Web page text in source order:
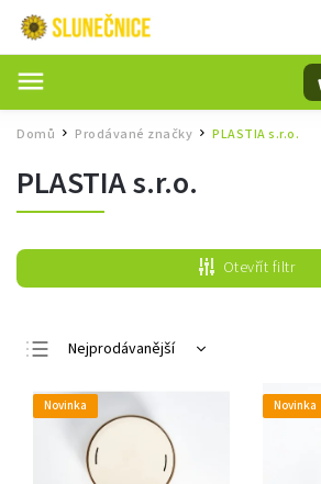
Domů / Prodávané značky / PLASTIA s.r.o.
PLASTIA s.r.o.
Otevřít filtr
Nejprodávanější
Nejdražší
Abecedně
Novinka Novinka